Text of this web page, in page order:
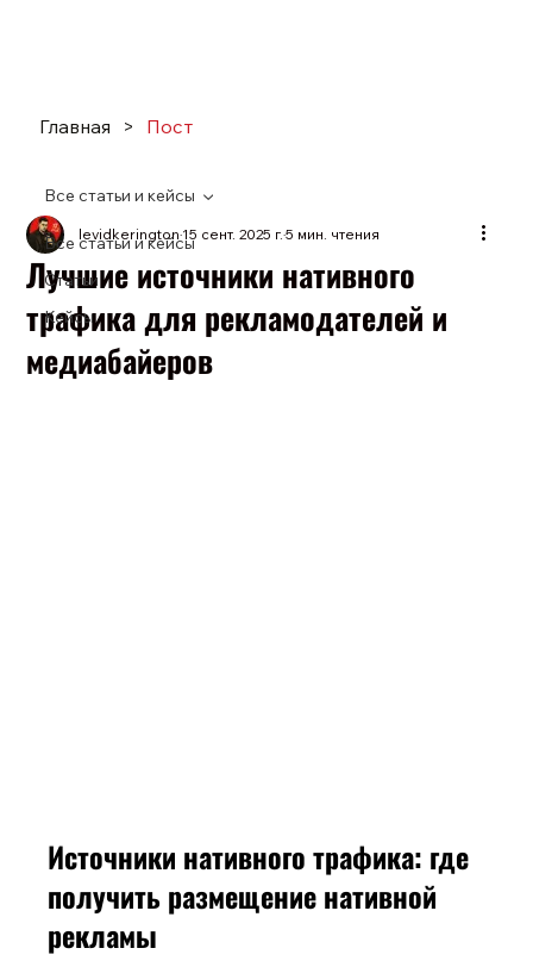
Все статьи и кейсы
Статьи
Кейсы
Все статьи и кейсы
Лучшие источники нативного
трафика для рекламодателей и
медиабайеров
levidkerington15 сент. 2025 г.5 мин. чтения
Источники нативного трафика: где
получить размещение нативной
рекламы
Главная > Пост